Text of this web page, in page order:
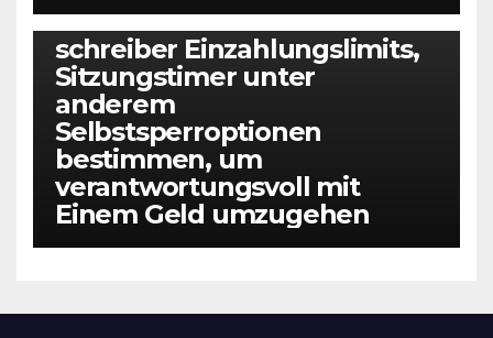
Diese beherrschen within die
schreiber Einzahlungslimits,
Sitzungstimer unter
anderem
Selbstsperroptionen
bestimmen, um
verantwortungsvoll mit
Einem Geld umzugehen